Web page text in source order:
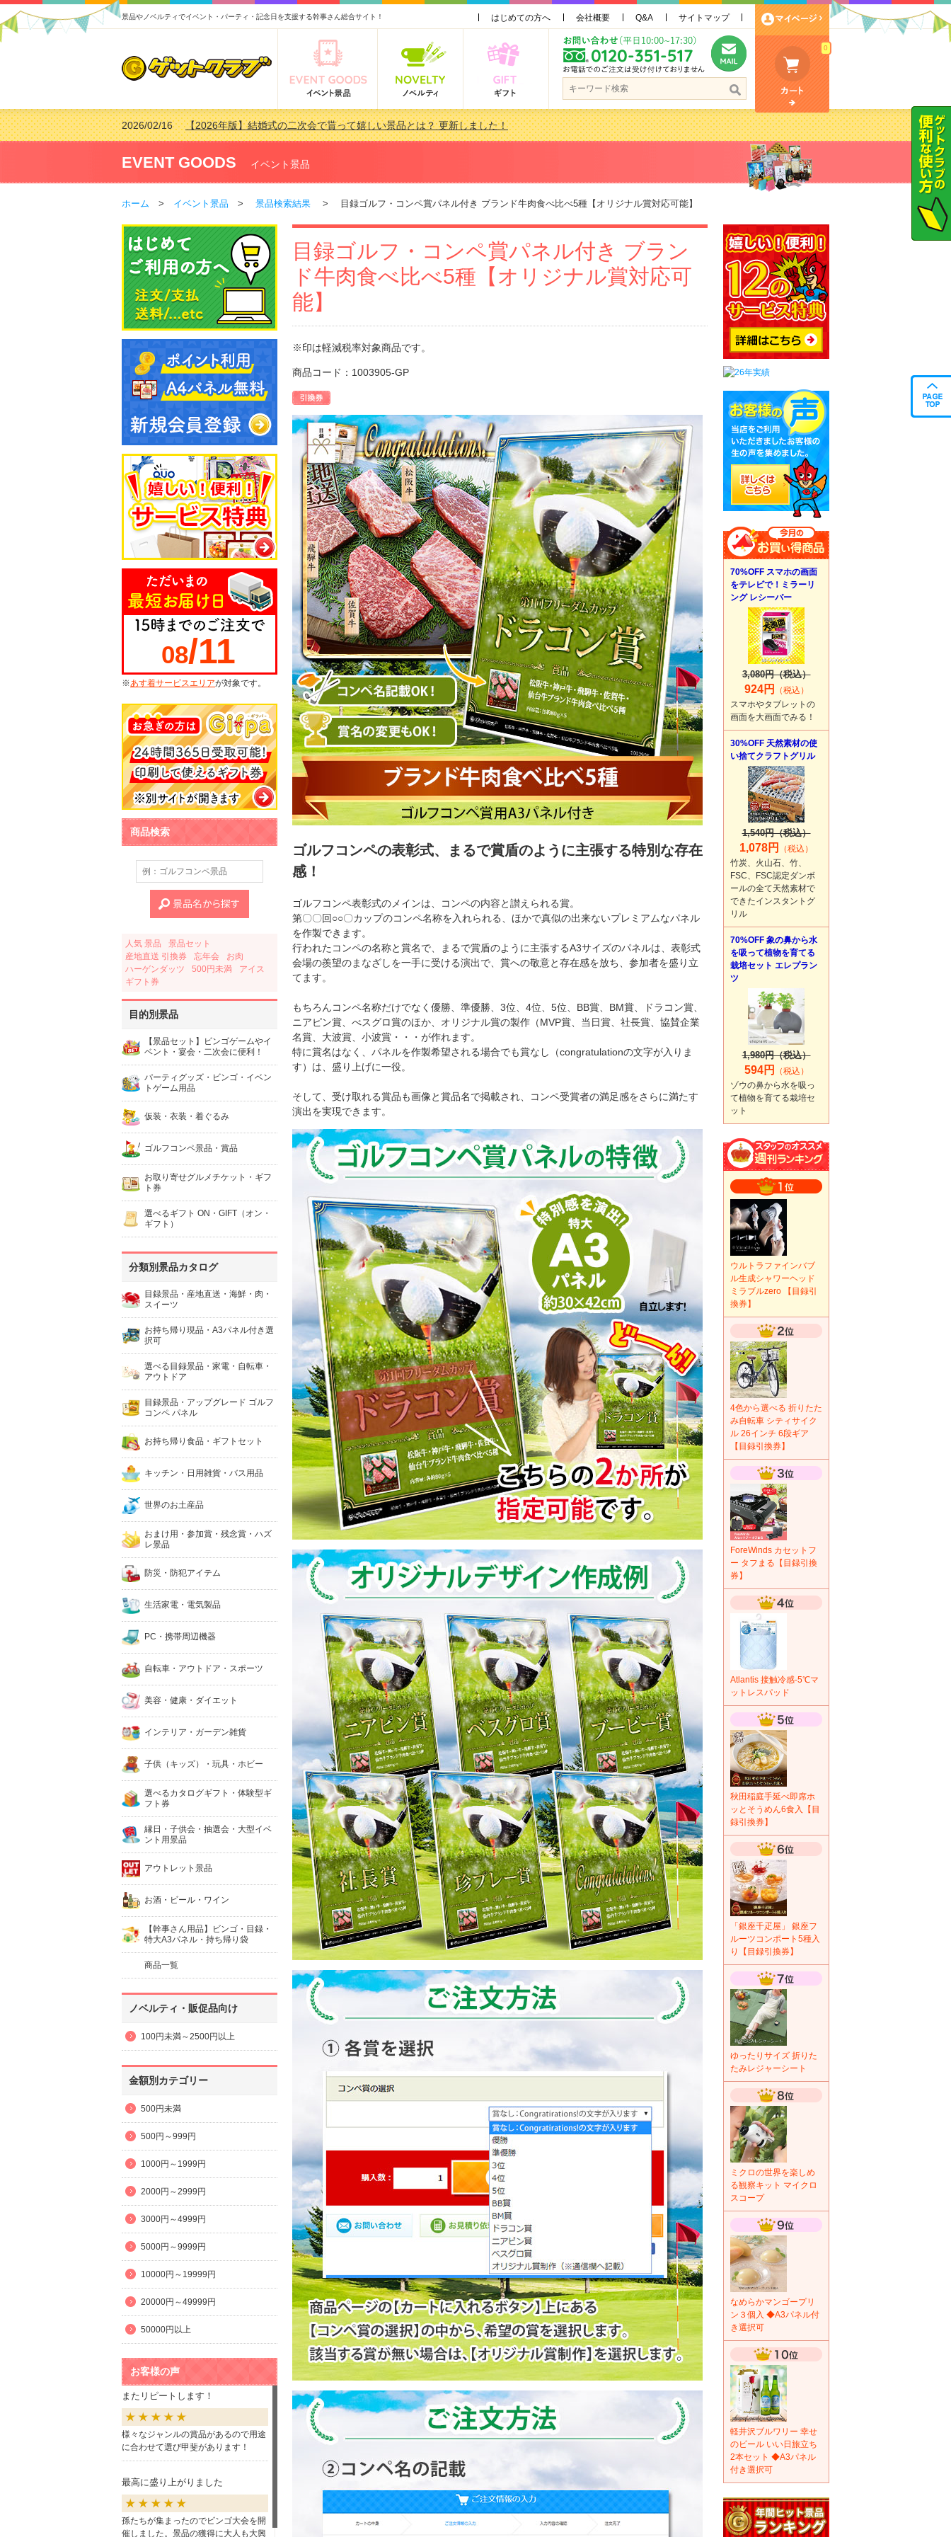
景品やノベルティでイベント・パーティ・記念日を支援する幹事さん総合サイト！ はじめての方へ 会社概要 Q&A サイトマップ
0
2026/02/16【2026年版】結婚式の二次会で貰って嬉しい景品とは？ 更新しました！
2026/02/03【2026年版】ゴルフコンペ景品 3000円未満［2000円～2999円編］もらってうれしい人気ラ…
2026/07/15【2026年版】ビンゴゲーム景品おすすめ金額別人気ランキング 更新しました！
2026/04/03【2026年版】ゴルフコンペ景品 3000円未満［2000円～2999円編］もらってうれしい人気ラ…
EVENT GOODS イベント景品
ホーム > イベント景品 > 景品検索結果 > 目録ゴルフ・コンペ賞パネル付き ブランド牛肉食べ比べ5種【オリジナル賞対応可能】
08/11
※あす着サービスエリアが対象です。
商品検索
人気 景品
景品セット
産地直送 引換券
忘年会
お肉
ハーゲンダッツ
500円未満
アイス
ギフト券
目的別景品
【景品セット】ビンゴゲームやイ
ベント・宴会・二次会に便利！
パーティグッズ・ビンゴ・イベン
トゲーム用品
仮装・衣装・着ぐるみ
ゴルフコンペ景品・賞品
お取り寄せグルメチケット・ギフ
ト券
選べるギフト ON・GIFT（オン・
ギフト）
分類別景品カタログ
目録景品・産地直送・海鮮・肉・
スイーツ
お持ち帰り現品・A3パネル付き選
択可
選べる目録景品・家電・自転車・
アウトドア
目録景品・アップグレード ゴルフ
コンペ パネル
お持ち帰り食品・ギフトセット
キッチン・日用雑貨・バス用品
世界のお土産品
おまけ用・参加賞・残念賞・ハズ
レ景品
防災・防犯アイテム
生活家電・電気製品
PC・携帯周辺機器
自転車・アウトドア・スポーツ
美容・健康・ダイエット
インテリア・ガーデン雑貨
子供（キッズ）・玩具・ホビー
選べるカタログギフト・体験型ギ
フト券
縁日・子供会・抽選会・大型イベ
ント用景品
アウトレット景品
お酒・ビール・ワイン
【幹事さん用品】ビンゴ・目録・
特大A3パネル・持ち帰り袋
商品一覧
ノベルティ・販促品向け
100円未満～2500円以上
金額別カテゴリー
500円未満
500円～999円
1000円～1999円
2000円～2999円
3000円～4999円
5000円～9999円
10000円～19999円
20000円～49999円
50000円以上
お客様の声
またリピートします！
様々なジャンルの賞品があるので用途
に合わせて選び甲斐があります！
最高に盛り上がりました
孫たちが集まったのでビンゴ大会を開
催しました。景品の獲得に大人も大興
目録ゴルフ・コンペ賞パネル付き ブラン
ド牛肉食べ比べ5種【オリジナル賞対応可
能】
※印は軽減税率対象商品です。
商品コード：1003905-GP
ゴルフコンペの表彰式、まるで賞盾のように主張する特別な存在
感！
ゴルフコンペ表彰式のメインは、コンペの内容と讃えられる賞。
第〇〇回○○〇カップのコンペ名称を入れられる、ほかで真似の出来ないプレミアムなパネル
を作製できます。
行われたコンペの名称と賞名で、まるで賞盾のように主張するA3サイズのパネルは、表彰式
会場の羨望のまなざしを一手に受ける演出で、賞への敬意と存在感を放ち、参加者を盛り立
てます。
もちろんコンペ名称だけでなく優勝、準優勝、3位、4位、5位、BB賞、BM賞、ドラコン賞、
ニアピン賞、べスグロ賞のほか、オリジナル賞の製作（MVP賞、当日賞、社長賞、協賛企業
名賞、大波賞、小波賞・・・が作れます。
特に賞名はなく、パネルを作製希望される場合でも賞なし（congratulationの文字が入りま
す）は、盛り上げに一役。
そして、受け取れる賞品も画像と賞品名で掲載され、コンペ受賞者の満足感をさらに満たす
演出を実現できます。
70%OFF スマホの画面
をテレビで！ミラーリ
ング レシーバー
3,080円（税込）
924円
（税込）
スマホやタブレットの
画面を大画面でみる！
30%OFF 天然素材の使
い捨てクラフトグリル
1,540円（税込）
1,078円
（税込）
竹炭、火山石、竹、
FSC、FSC認定ダンボ
ールの全て天然素材で
できたインスタントグ
リル
70%OFF 象の鼻から水
を吸って植物を育てる
栽培セット エレプラン
ツ
1,980円（税込）
594円
（税込）
ゾウの鼻から水を吸っ
て植物を育てる栽培セ
ット
ウルトラファインバブ
ル生成シャワーヘッド
ミラブルzero 【目録引
換券】
4色から選べる 折りたた
み自転車 シティサイク
ル 26インチ 6段ギア
【目録引換券】
ForeWinds カセットフ
ー タフまる【目録引換
券】
Atlantis 接触冷感-5℃マ
ットレスパッド
秋田稲庭手延べ即席ホ
ッとそうめん6食入【目
録引換券】
「銀座千疋屋」 銀座フ
ルーツコンポート5種入
り【目録引換券】
ゆったりサイズ 折りた
たみレジャーシート
ミクロの世界を楽しめ
る観察キット マイクロ
スコープ
なめらかマンゴープリ
ン３個入 ◆A3パネル付
き選択可
軽井沢ブルワリー 幸せ
のビール いい日旅立ち
2本セット ◆A3パネル
付き選択可